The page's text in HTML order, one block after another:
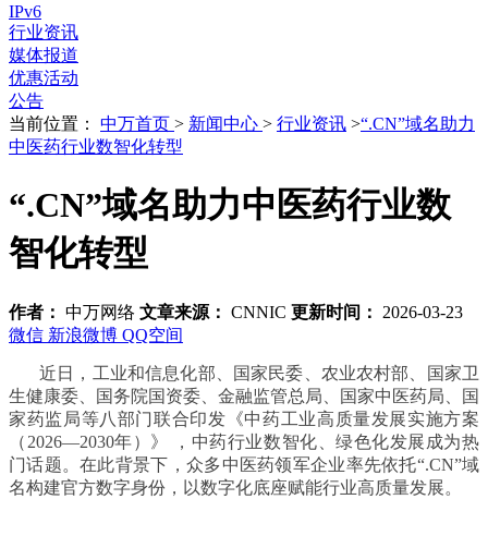
IPv6
行业资讯
媒体报道
优惠活动
公告
当前位置： 中万首页 > 新闻中心 > 行业资讯 >“.CN”域名助力
中医药行业数智化转型
“.CN”域名助力中医药行业数
智化转型
作者： 中万网络 文章来源： CNNIC 更新时间： 2026-03-23
微信 新浪微博 QQ空间
近日，工业和信息化部、国家民委、农业农村部、国家卫
生健康委、国务院国资委、金融监管总局、国家中医药局、国
家药监局等八部门联合印发《中药工业高质量发展实施方案
（2026—2030年）》 ，中药行业数智化、绿色化发展成为热
门话题。在此背景下，众多中医药领军企业率先依托“.CN”域
名构建官方数字身份，以数字化底座赋能行业高质量发展。